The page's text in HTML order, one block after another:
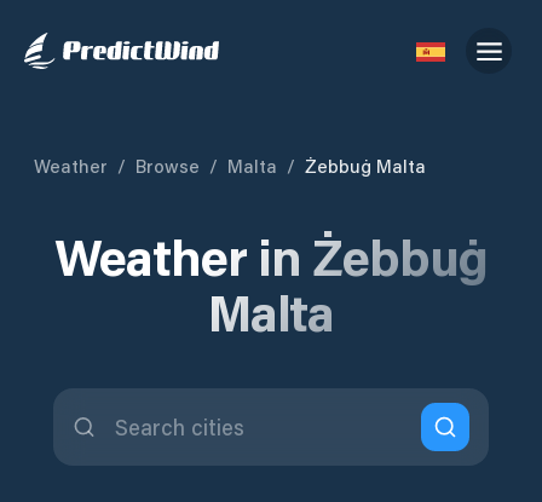
Weather / Browse / Malta / Żebbuġ Malta
Weather in Żebbuġ
Malta